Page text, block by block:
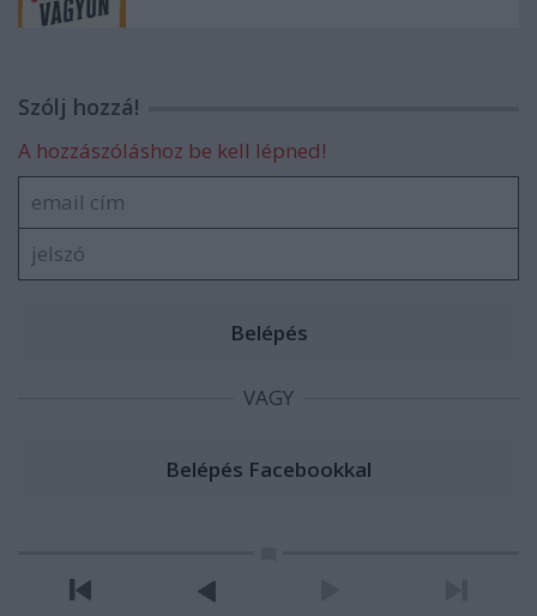
Szólj hozzá!
A hozzászóláshoz be kell lépned!
VAGY